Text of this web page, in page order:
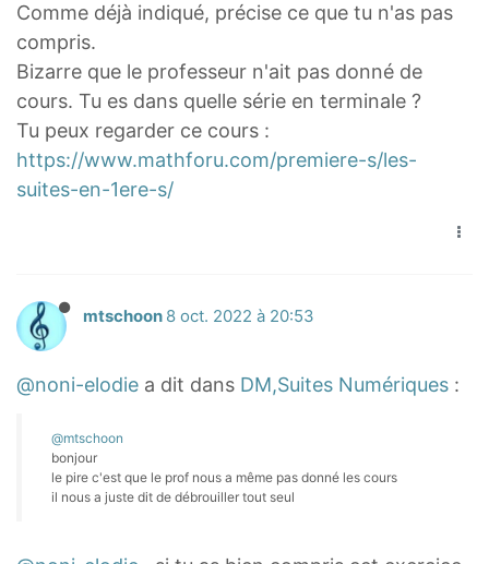
Comme déjà indiqué, précise ce que tu n'as pas
compris.
Bizarre que le professeur n'ait pas donné de
cours. Tu es dans quelle série en terminale ?
Tu peux regarder ce cours :
https://www.mathforu.com/premiere-s/les-
suites-en-1ere-s/
mtschoon 8 oct. 2022 à 20:53
@noni-elodie a dit dans DM,Suites Numériques :
@mtschoon
bonjour
le pire c'est que le prof nous a même pas donné les cours
il nous a juste dit de débrouiller tout seul